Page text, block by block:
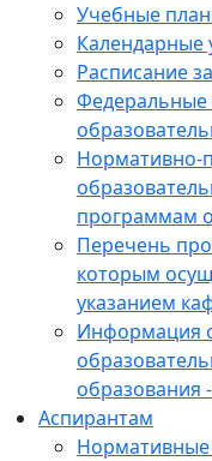
Учебные
Календарные
Расписание
Федеральные
Нормативно-
программам
Перечень
которым
указанием
Информация
образования
Аспирантам